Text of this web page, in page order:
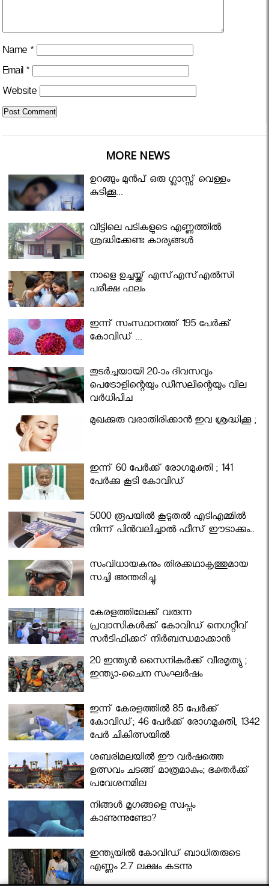
Name *
Email *
Website
MORE NEWS
ഉറങ്ങും മുന്‍പ് ഒരു ഗ്ലാസ്സ് വെള്ളം
കുടിക്കൂ...
വീട്ടിലെ പടികളുടെ എണ്ണത്തിൽ
ശ്രദ്ധിക്കേണ്ട കാര്യങ്ങൾ
നാളെ ഉച്ചയ്ക്ക് എസ്എസ്എല്‍സി
പരീക്ഷ ഫലം
ഇന്ന് സംസ്ഥാനത്ത് 195 പേര്‍ക്ക്
കോവിഡ് ...
തുടർച്ചയായി 20-ാം ദിവസവും
പെട്രോളിന്റെയും ഡീസലിന്റെയും വില
വര്‍ധിപ്പിച്ചു
മുഖക്കുരു വരാതിരിക്കാന്‍ ഇവ ശ്രദ്ധിക്കൂ ;
ഇന്ന് 60 പേർക്ക് രോഗമുക്തി ; 141
പേര്‍ക്കു കൂടി കോവിഡ്
5000 രൂപയിൽ കൂടുതൽ എടിഎമ്മിൽ
നിന്ന് പിൻവലിച്ചാൽ ഫീസ് ഈടാക്കും..
സംവിധായകനും തിരക്കഥാകൃത്തുമായ
സച്ചി അന്തരിച്ചു.
കേരളത്തിലേക്ക് വരുന്ന
പ്രവാസികള്‍ക്ക് കോവിഡ് നെഗറ്റീവ്
സര്‍ട്ടിഫിക്കറ്റ് നിർബന്ധമാക്കാൻ
മന്ത്രിസഭ
20 ഇന്ത്യൻ സൈനികർക്ക് വീരമൃത്യു ;
ഇന്ത്യാ-ചൈന സംഘർഷം
ഇന്ന് കേരളത്തിൽ 85 പേർക്ക്
കോവിഡ്; 46 പേർക്ക് രോഗമുക്തി, 1342
പേർ ചികിത്സയിൽ
ശബരിമലയില്‍ ഈ വർഷത്തെ
ഉത്സവം ചടങ്ങ് മാത്രമാകും; ഭക്തർക്ക്
പ്രവേശനമില്ല
നിങ്ങള്‍ മൃഗങ്ങളെ സ്വപ്നം
കാണുന്നുണ്ടോ?
ഇന്ത്യയിൽ കോവിഡ് ബാധിതരുടെ
എണ്ണം 2.7 ലക്ഷം കടന്നു